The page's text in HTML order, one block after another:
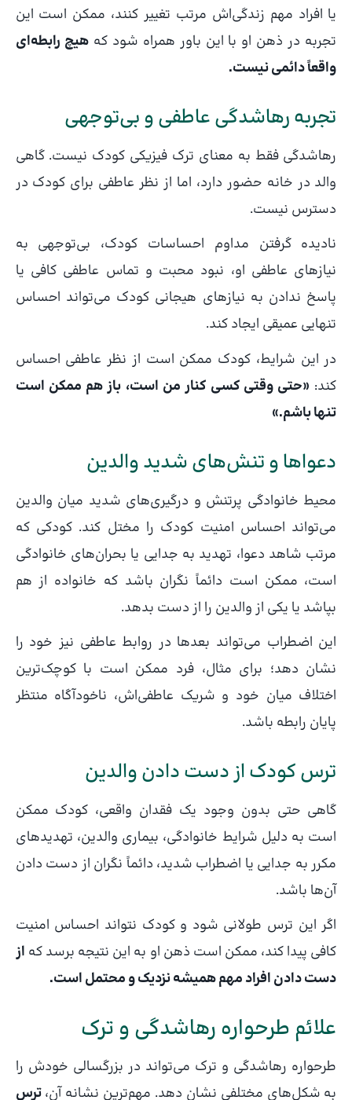
یا افراد مهم زندگی‌اش مرتب تغییر کنند، ممکن است این
تجربه در ذهن او با این باور همراه شود کههیچ رابطه‌ای
واقعاً دائمی نیست.
تجربه رهاشدگی عاطفی و بی‌توجهی
رهاشدگی فقط به معنای ترک فیزیکی کودک نیست. گاهی
والد در خانه حضور دارد، اما از نظر عاطفی برای کودک در
دسترس نیست.
نادیده گرفتن مداوم احساسات کودک، بی‌توجهی به
نیازهای عاطفی او، نبود محبت و تماس عاطفی کافی یا
پاسخ ندادن به نیازهای هیجانی کودک می‌تواند احساس
تنهایی عمیقی ایجاد کند.
در این شرایط، کودک ممکن است از نظر عاطفی احساس
کند: «حتی وقتی کسی کنار من است، باز هم ممکن است
تنها باشم.»
دعواها و تنش‌های شدید والدین
محیط خانوادگی پرتنش و درگیری‌های شدید میان والدین
می‌تواند احساس امنیت کودک را مختل کند. کودکی که
مرتب شاهد دعوا، تهدید به جدایی یا بحران‌های خانوادگی
است، ممکن است دائماً نگران باشد که خانواده از هم
بپاشد یا یکی از والدین را از دست بدهد.
این اضطراب می‌تواند بعدها در روابط عاطفی نیز خود را
نشان دهد؛ برای مثال، فرد ممکن است با کوچک‌ترین
اختلاف میان خود و شریک عاطفی‌اش، ناخودآگاه منتظر
پایان رابطه باشد.
ترس کودک از دست دادن والدین
گاهی حتی بدون وجود یک فقدان واقعی، کودک ممکن
است به دلیل شرایط خانوادگی، بیماری والدین، تهدیدهای
مکرر به جدایی یا اضطراب شدید، دائماً نگران از دست دادن
آن‌ها باشد.
اگر این ترس طولانی شود و کودک نتواند احساس امنیت
کافی پیدا کند، ممکن است ذهن او به این نتیجه برسد که از
دست دادن افراد مهم همیشه نزدیک و محتمل است.
علائم طرحواره رهاشدگی و ترک
طرحواره رهاشدگی و ترک می‌تواند در بزرگسالی خودش را
به شکل‌های مختلفی نشان دهد. مهم‌ترین نشانه آن،ترس